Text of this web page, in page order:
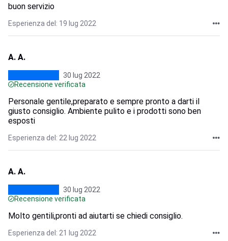
buon servizio
Esperienza del: 19 lug 2022
A. A.
30 lug 2022
Recensione verificata
Personale gentile,preparato e sempre pronto a darti il
giusto consiglio. Ambiente pulito e i prodotti sono ben
esposti
Esperienza del: 22 lug 2022
A. A.
30 lug 2022
Recensione verificata
Molto gentili,pronti ad aiutarti se chiedi consiglio.
Esperienza del: 21 lug 2022